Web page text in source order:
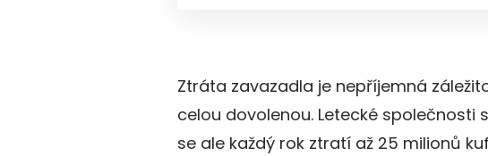
Ztráta zavazadla je nepříjemná
celou dovolenou. Letecké společnosti
se ale každý rok ztratí až 25 milionů